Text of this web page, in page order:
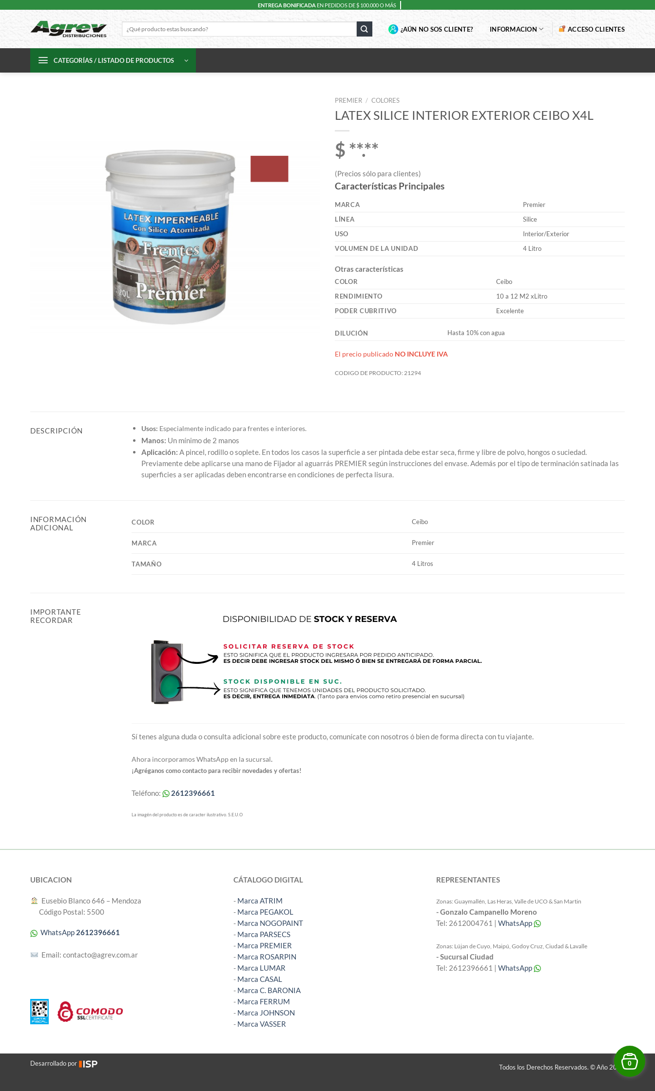
ENTREGA BONIFICADA EN PEDIDOS DE $ 100.000 O MÁS
por:
¿AÚN NO SOS CLIENTE? INFORMACION ACCESO CLIENTES
CATEGORÍAS / LISTADO DE PRODUCTOS
PREMIER / COLORES
LATEX SILICE INTERIOR EXTERIOR CEIBO X4L
$ **.**
(Precios sólo para clientes)
Características Principales
MARCA
Premier
LÍNEA
Silice
USO
Interior/Exterior
VOLUMEN DE LA UNIDAD
4 Litro
Otras características
COLOR
Ceibo
RENDIMIENTO
10 a 12 M2 xLitro
PODER CUBRITIVO
Excelente
DILUCIÓN Hasta 10% con agua
El precio publicado NO INCLUYE IVA
CODIGO DE PRODUCTO: 21294
DESCRIPCIÓN Usos: Especialmente indicado para frentes e interiores.
Manos: Un mínimo de 2 manos
Aplicación: A pincel, rodillo o soplete. En todos los casos la superficie a ser pintada debe estar seca, firme y libre de polvo, hongos o suciedad.
Previamente debe aplicarse una mano de Fijador al aguarrás PREMIER según instrucciones del envase. Además por el tipo de terminación satinada las
superficies a ser aplicadas deben encontrarse en condiciones de perfecta lisura.
INFORMACIÓN
ADICIONAL
COLOR Ceibo
MARCA Premier
TAMAÑO 4 Litros
IMPORTANTE
RECORDAR
Sí tenes alguna duda o consulta adicional sobre este producto, comunícate con nosotros ó bien de forma directa con tu viajante.
Ahora incorporamos WhatsApp en la sucursal.
¡Agréganos como contacto para recibir novedades y ofertas!
Teléfono: 2612396661
La imagén del producto es de caracter ilustrativo. S.E.U.O
UBICACION
︎ Eusebio Blanco 646 – Mendoza
Código Postal: 5500
WhatsApp 2612396661
Email: contacto@agrev.com.ar
CÁTALOGO DIGITAL
- Marca ATRIM
- Marca PEGAKOL
- Marca NOGOPAINT
- Marca PARSECS
- Marca PREMIER
- Marca ROSARPIN
- Marca LUMAR
- Marca CASAL
- Marca C. BARONIA
- Marca FERRUM
- Marca JOHNSON
- Marca VASSER
REPRESENTANTES
Zonas: Guaymallén, Las Heras, Valle de UCO & San Martin
- Gonzalo Campanello Moreno
Tel: 2612004761 |WhatsApp
Zonas: Lújan de Cuyo, Maipú, Godoy Cruz, Ciudad & Lavalle
- Sucursal Ciudad
Tel: 2612396661 |WhatsApp
Todos los Derechos Reservados. © Año 2026
Desarrollado por 0